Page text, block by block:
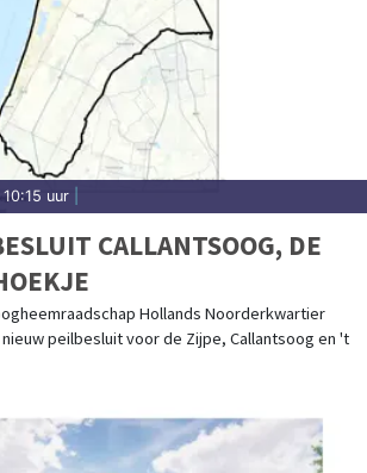
uur
CALLANTSOOG, DE
Hollands Noorderkwartier
nieuw peilbesluit voor de Zijpe, Callantsoog en 't